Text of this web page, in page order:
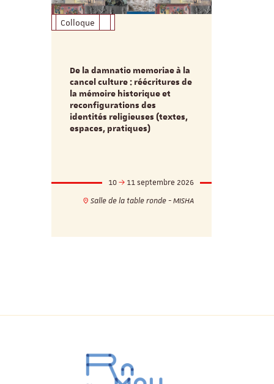
Colloque
De la damnatio memoriae à la
cancel culture : réécritures de
la mémoire historique et
reconfigurations des
identités religieuses (textes,
espaces, pratiques)
10
11 septembre 2026
Salle de la table ronde - MISHA